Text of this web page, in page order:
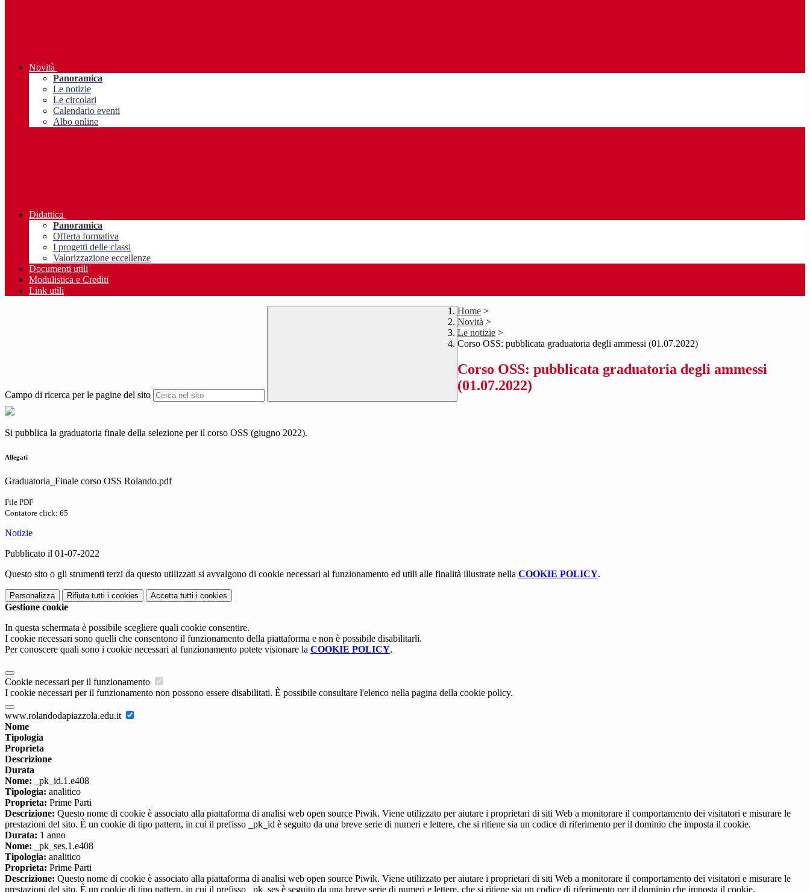
Novità
Panoramica
Le notizie
Le circolari
Calendario eventi
Albo online
Didattica
Panoramica
Offerta formativa
I progetti delle classi
Valorizzazione eccellenze
Documenti utili
Modulistica e Crediti
Link utili
Campo di ricerca per le pagine del sito
Home >
Novità >
Le notizie >
Corso OSS: pubblicata graduatoria degli ammessi (01.07.2022)
Corso OSS: pubblicata graduatoria degli ammessi
(01.07.2022)
Si pubblica la graduatoria finale della selezione per il corso OSS (giugno 2022).
Allegati
Graduatoria_Finale corso OSS Rolando.pdf
File PDF
Contatore click: 65
Notizie
Pubblicato il 01-07-2022
Questo sito o gli strumenti terzi da questo utilizzati si avvalgono di cookie necessari al funzionamento ed utili alle finalità illustrate nella COOKIE POLICY.
Personalizza Rifiuta tutti i cookies Accetta tutti i cookies
Gestione cookie
In questa schermata è possibile scegliere quali cookie consentire.
I cookie necessari sono quelli che consentono il funzionamento della piattaforma e non è possibile disabilitarli.
Per conoscere quali sono i cookie necessari al funzionamento potete visionare la COOKIE POLICY.
Cookie necessari per il funzionamento
I cookie necessari per il funzionamento non possono essere disabilitati. È possibile consultare l'elenco nella pagina della cookie policy.
www.rolandodapiazzola.edu.it
Nome
Tipologia
Proprieta
Descrizione
Durata
Nome: _pk_id.1.e408
Tipologia: analitico
Proprieta: Prime Parti
Descrizione: Questo nome di cookie è associato alla piattaforma di analisi web open source Piwik. Viene utilizzato per aiutare i proprietari di siti Web a monitorare il comportamento dei visitatori e misurare le
prestazioni del sito. È un cookie di tipo pattern, in cui il prefisso _pk_id è seguito da una breve serie di numeri e lettere, che si ritiene sia un codice di riferimento per il dominio che imposta il cookie.
Durata: 1 anno
Nome: _pk_ses.1.e408
Tipologia: analitico
Proprieta: Prime Parti
Descrizione: Questo nome di cookie è associato alla piattaforma di analisi web open source Piwik. Viene utilizzato per aiutare i proprietari di siti Web a monitorare il comportamento dei visitatori e misurare le
prestazioni del sito. È un cookie di tipo pattern, in cui il prefisso _pk_ses è seguito da una breve serie di numeri e lettere, che si ritiene sia un codice di riferimento per il dominio che imposta il cookie.